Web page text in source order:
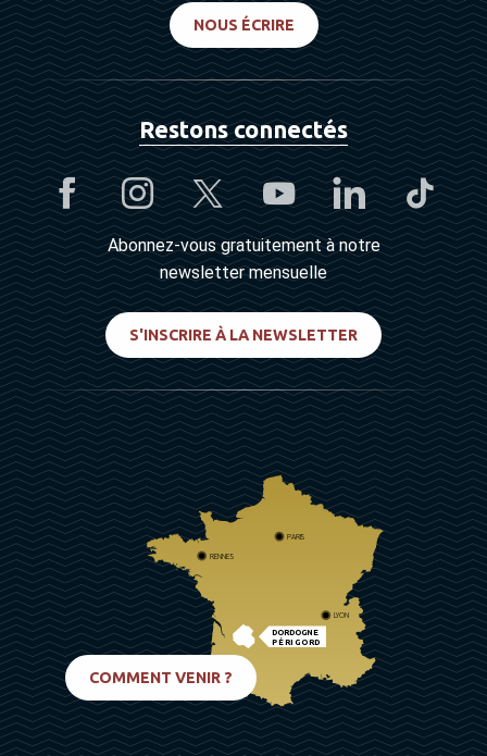
NOUS ÉCRIRE
Restons connectés
Abonnez-vous gratuitement à notre
newsletter mensuelle
S'INSCRIRE À LA NEWSLETTER
DORDOGNE
PÉRIGORD
PARIS
RENNES
LYON
COMMENT VENIR ?